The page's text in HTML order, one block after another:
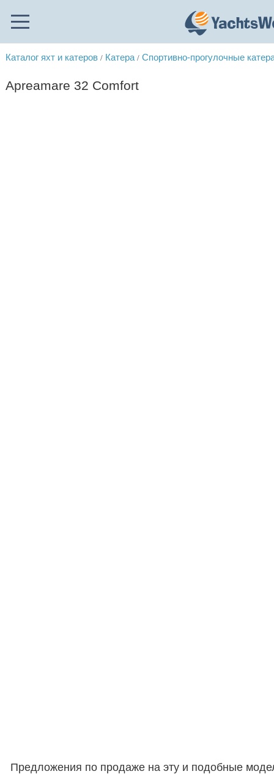
Каталог яхт и катеров / Катера / Спортивно-прогулочные
Apreamare 32 Comfort
Предложения по продаже на эту и подобные